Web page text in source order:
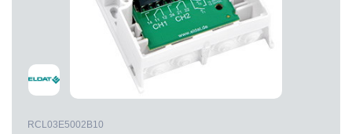
RCL03E5002B10